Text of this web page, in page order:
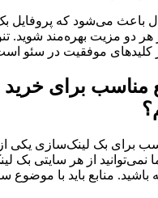
باعث می‌شود که پروفایل
دو مزیت بهره‌مند شوید.
کلیدهای موفقیت در سئو
مناسب برای خرید
برای بک لینک‌سازی یکی
از هر سایتی بک
باشید. منابع باید با